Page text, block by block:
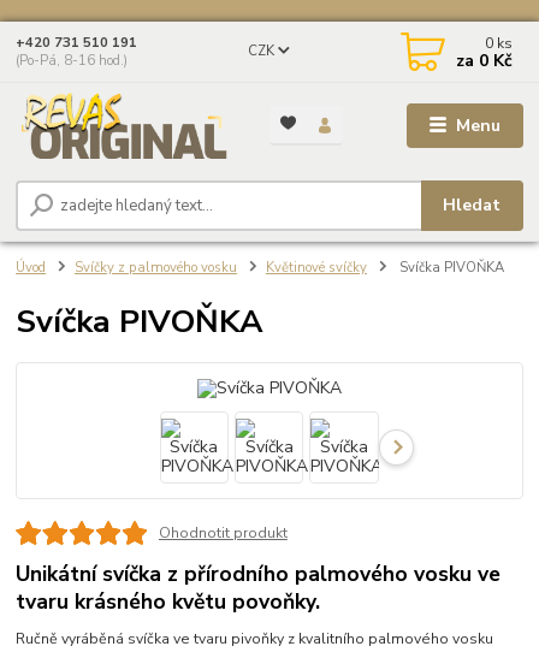
Menu
CZK
Hledat
+420 731 510 191
(Po-Pá, 8-16 hod.)
0 ks
za 0 Kč
Úvod Svíčky z palmového vosku Květinové svíčky Svíčka PIVOŇKA
Svíčka PIVOŇKA
Ohodnotit produkt
Unikátní svíčka z přírodního palmového vosku ve
tvaru krásného květu povoňky.
Ručně vyráběná svíčka ve tvaru pivoňky z kvalitního palmového vosku